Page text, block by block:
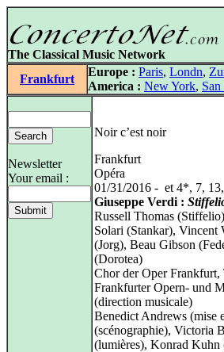
The Classical Music Network
Frankfurt
Europe : Paris, Londn,
America : New York,
Newsletter
Your email :
Noir c’est noir
Frankfurt
Opéra
01/31/2016 - et 4*, 7,
Giuseppe Verdi :
Russell Thomas
Solari (Stankar), Vincent
(Jorg), Beau Gibson
(Dorotea)
Chor der Oper
Frankfurter Opern- und
(direction musicale)
Benedict Andrews (mise
(scénographie), Victoria
(lumières), Konrad Kuhn